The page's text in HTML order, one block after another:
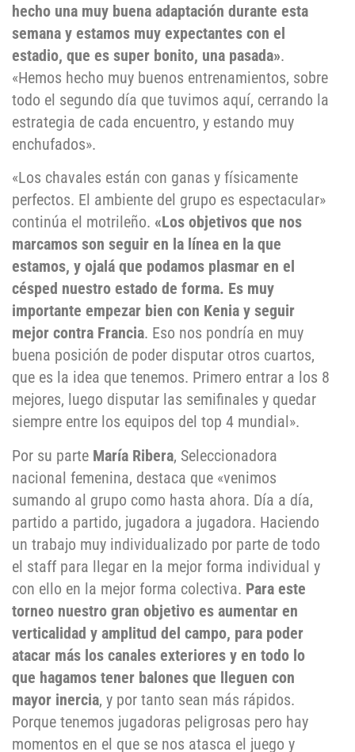
hecho una muy buena adaptación durante esta
semana y estamos muy expectantes con el
estadio, que es super bonito, una pasada».
«Hemos hecho muy buenos entrenamientos, sobre
todo el segundo día que tuvimos aquí, cerrando la
estrategia de cada encuentro, y estando muy
enchufados».
«Los chavales están con ganas y físicamente
perfectos. El ambiente del grupo es espectacular»
continúa el motrileño. «Los objetivos que nos
marcamos son seguir en la línea en la que
estamos, y ojalá que podamos plasmar en el
césped nuestro estado de forma. Es muy
importante empezar bien con Kenia y seguir
mejor contra Francia. Eso nos pondría en muy
buena posición de poder disputar otros cuartos,
que es la idea que tenemos. Primero entrar a los 8
mejores, luego disputar las semifinales y quedar
siempre entre los equipos del top 4 mundial».
Por su parte María Ribera, Seleccionadora
nacional femenina, destaca que «venimos
sumando al grupo como hasta ahora. Día a día,
partido a partido, jugadora a jugadora. Haciendo
un trabajo muy individualizado por parte de todo
el staff para llegar en la mejor forma individual y
con ello en la mejor forma colectiva. Para este
torneo nuestro gran objetivo es aumentar en
verticalidad y amplitud del campo, para poder
atacar más los canales exteriores y en todo lo
que hagamos tener balones que lleguen con
mayor inercia, y por tanto sean más rápidos.
Porque tenemos jugadoras peligrosas pero hay
momentos en el que se nos atasca el juego y